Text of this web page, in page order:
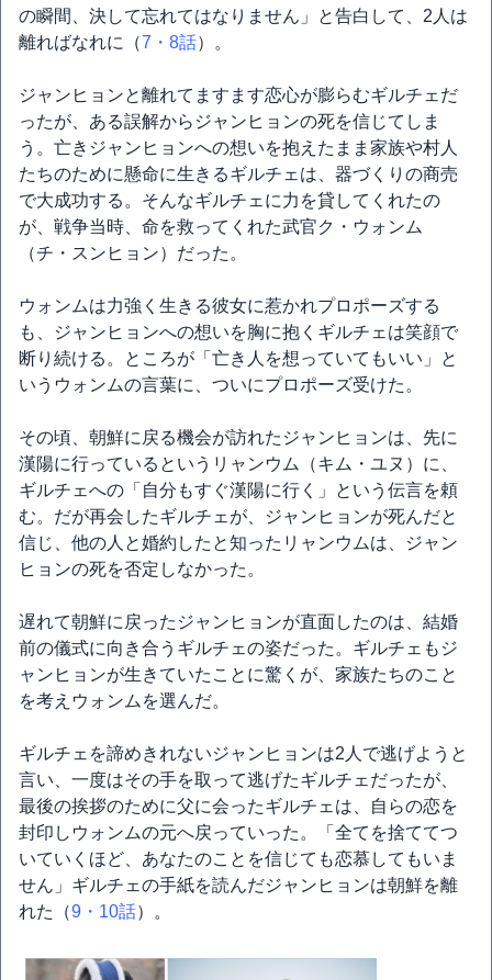
の瞬間、決して忘れてはなりません」と告白して、2人は
離ればなれに（7・8話）。
ジャンヒョンと離れてますます恋心が膨らむギルチェだ
ったが、ある誤解からジャンヒョンの死を信じてしま
う。亡きジャンヒョンへの想いを抱えたまま家族や村人
たちのために懸命に生きるギルチェは、器づくりの商売
で大成功する。そんなギルチェに力を貸してくれたの
が、戦争当時、命を救ってくれた武官ク・ウォンム
（チ・スンヒョン）だった。
ウォンムは力強く生きる彼女に惹かれプロポーズする
も、ジャンヒョンへの想いを胸に抱くギルチェは笑顔で
断り続ける。ところが「亡き人を想っていてもいい」と
いうウォンムの言葉に、ついにプロポーズ受けた。
その頃、朝鮮に戻る機会が訪れたジャンヒョンは、先に
漢陽に行っているというリャンウム（キム・ユヌ）に、
ギルチェへの「自分もすぐ漢陽に行く」という伝言を頼
む。だが再会したギルチェが、ジャンヒョンが死んだと
信じ、他の人と婚約したと知ったリャンウムは、ジャン
ヒョンの死を否定しなかった。
遅れて朝鮮に戻ったジャンヒョンが直面したのは、結婚
前の儀式に向き合うギルチェの姿だった。ギルチェもジ
ャンヒョンが生きていたことに驚くが、家族たちのこと
を考えウォンムを選んだ。
ギルチェを諦めきれないジャンヒョンは2人で逃げようと
言い、一度はその手を取って逃げたギルチェだったが、
最後の挨拶のために父に会ったギルチェは、自らの恋を
封印しウォンムの元へ戻っていった。「全てを捨ててつ
いていくほど、あなたのことを信じても恋慕してもいま
せん」ギルチェの手紙を読んだジャンヒョンは朝鮮を離
れた（9・10話）。